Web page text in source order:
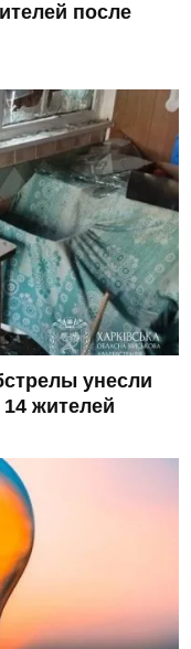
после
унесли
жителей